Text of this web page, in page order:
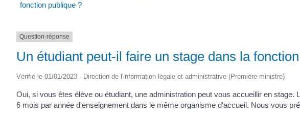
fonction publique ?
Question-réponse
Un étudiant peut-il faire un stage dans la
Vérifié le 01/01/2023 - Direction de l'information légale et administrative (Première ministre)
Oui, si vous êtes élève ou étudiant, une administration peut vous accueillir en stage.
6 mois par année d'enseignement dans le même organisme d'accueil. Nous vous